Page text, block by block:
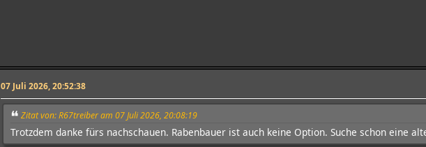
07 Juli 2026, 20:52:38
Zitat von: R67treiber am 07 Juli 2026, 20:08:19
Trotzdem danke fürs nachschauen. Rabenbauer ist auch keine Option. Suche schon eine